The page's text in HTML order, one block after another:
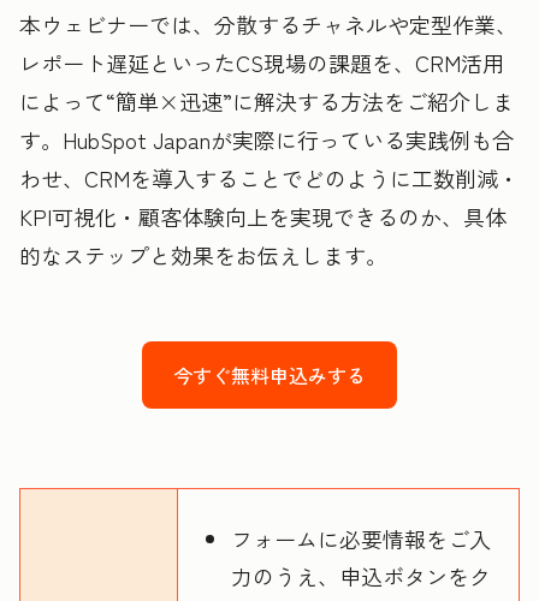
本ウェビナーでは、分散するチャネルや定型作業、
レポート遅延といったCS現場の課題を、CRM活用
によって“簡単×迅速”に解決する方法をご紹介しま
す。HubSpot Japanが実際に行っている実践例も合
わせ、CRMを導入することでどのように工数削減・
KPI可視化・顧客体験向上を実現できるのか、具体
的なステップと効果をお伝えします。
今すぐ無料申込みする
フォームに必要情報をご入
力のうえ、申込ボタンをク